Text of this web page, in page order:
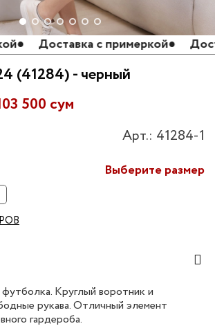
Доставка с примеркой●
(41284) - черный
500 сум
Арт.: 41284-1
Выберите размер
футболка. Круглый воротник и
рукава. Отличный элемент
гардероба.